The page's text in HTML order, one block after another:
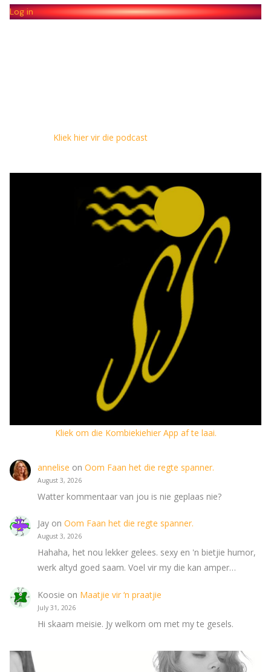
Log in
Kliek hier vir die podcast
Kliek om die Kombiekiehier App af te laai.
annelise on Oom Faan het die regte spanner.
August 3, 2026
Watter kommentaar van jou is nie geplaas nie?
Jayon Oom Faan het die regte spanner.
August 3, 2026
Hahaha, het nou lekker gelees. sexy en 'n bietjie humor,
werk altyd goed saam. Voel vir my die kan amper…
Koosie on Maatjie vir ‘n praatjie
July 31, 2026
Hi skaam meisie. Jy welkom om met my te gesels.